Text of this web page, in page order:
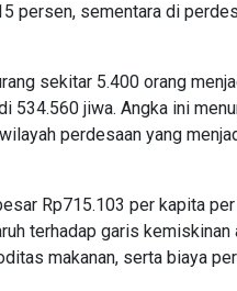
persen, sementara di
sekitar 5.400 orang
jiwa. Angka ini
perdesaan yang
Rp715.103 per kapita
terhadap garis
makanan, serta biaya